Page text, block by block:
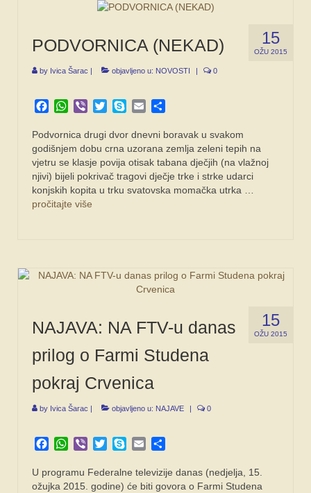
15
OŽU 2015
PODVORNICA (NEKAD)
by Ivica Šarac objavljeno u: NOVOSTI 0
Facebook
WhatsApp
Viber TwitterSkypeEmail
Podvornica drugi dvor dnevni boravak u svakom
godišnjem dobu crna uzorana zemlja zeleni tepih na
vjetru se klasje povija otisak tabana dječjih (na vlažnoj
njivi) bijeli pokrivač tragovi dječje trke i strke udarci
konjskih kopita u trku svatovska momačka utrka …
pročitajte više
15
OŽU 2015
NAJAVA: NA FTV-u danas
prilog o Farmi Studena
pokraj Crvenica
by Ivica Šarac objavljeno u: NAJAVE 0
Facebook
WhatsApp
Viber TwitterSkypeEmail
U programu Federalne televizije danas (nedjelja, 15.
ožujka 2015. godine) će biti govora o Farmi Studena